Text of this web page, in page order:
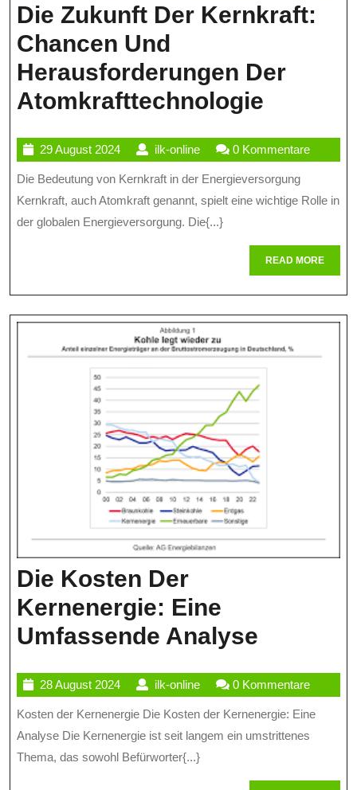
Die Zukunft Der Kernkraft:
Chancen Und
Herausforderungen Der
Atomkrafttechnologie
Der
Und
Der
29 August 202429
August
2024
ilk-onlineilk-
online
0 Kommentare
Die Bedeutung von Kernkraft in der Energieversorgung
Kernkraft, auch Atomkraft genannt, spielt eine wichtige Rolle in
der globalen Energieversorgung. Die{...}
READ MOREREAD
MORE
Die Kosten Der
Kernenergie: Eine
Umfassende Analyse
Der
28 August 202428
August
2024
ilk-onlineilk-
online
0 Kommentare
Kosten der Kernenergie Die Kosten der Kernenergie: Eine
Analyse Die Kernenergie ist seit langem ein umstrittenes
Thema, das sowohl Befürworter{...}